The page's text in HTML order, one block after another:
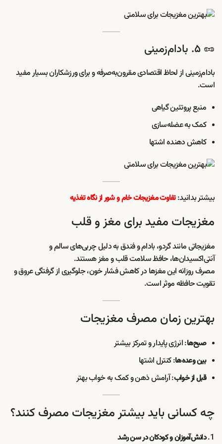
🥜 ۵. بادام‌زمینی
بادام‌زمینی از لحاظ اقتصادی مقرون‌به‌صرفه و برای ورزشکاران بسیار مفید
است.
منبع پروتئین گیاهی
کمک به عضله‌سازی
کاهش دهنده اشتها
بیشتر بدانید:تفاوت مغزیجات خام و شور از نگاه تغذیه
مغزیجات مفید برای مغز و قلب
مغزیجاتی مانند گردو، بادام و فندق به دلیل چربی‌های سالم و
آنتی‌اکسیدان‌ها، حافظ سلامت قلب و مغز هستند.
مصرف روزانه این مغزها در کاهش فشار خون، جلوگیری از گرفتگی عروق و
تقویت حافظه موثر است.
بهترین زمان مصرف مغزیجات
صبح‌ها: انرژی پایدار و تمرکز بیشتر
بین وعده‌ها: کنترل اشتها
قبل از خواب: آرامش ذهن و کمک به خواب بهتر
چه کسانی باید بیشتر مغزیجات مصرف کنند؟
دانش‌آموزان و کودکان در سن رشد